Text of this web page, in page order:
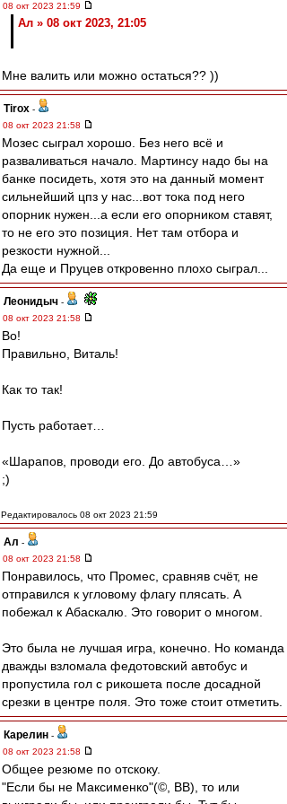
08 окт 2023 21:59
Ал » 08 окт 2023, 21:05
Мне валить или можно остаться?? ))
Tirox -
08 окт 2023 21:58
Мозес сыграл хорошо. Без него всё и
разваливаться начало. Мартинсу надо бы на
банке посидеть, хотя это на данный момент
сильнейший цпз у нас...вот тока под него
опорник нужен...а если его опорником ставят,
то не его это позиция. Нет там отбора и
резкости нужной...
Да еще и Пруцев откровенно плохо сыграл...
Леонидыч -
08 окт 2023 21:58
Во!
Правильно, Виталь!
Как то так!
Пусть работает…
«Шарапов, проводи его. До автобуса…»
;)
Редактировалось 08 окт 2023 21:59
Ал -
08 окт 2023 21:58
Понравилось, что Промес, сравняв счёт, не
отправился к угловому флагу плясать. А
побежал к Абаскалю. Это говорит о многом.
Это была не лучшая игра, конечно. Но команда
дважды взломала федотовский автобус и
пропустила гол с рикошета после досадной
срезки в центре поля. Это тоже стоит отметить.
Карелин -
08 окт 2023 21:58
Общее резюме по отскоку.
"Если бы не Максименко"(©, ВВ), то или